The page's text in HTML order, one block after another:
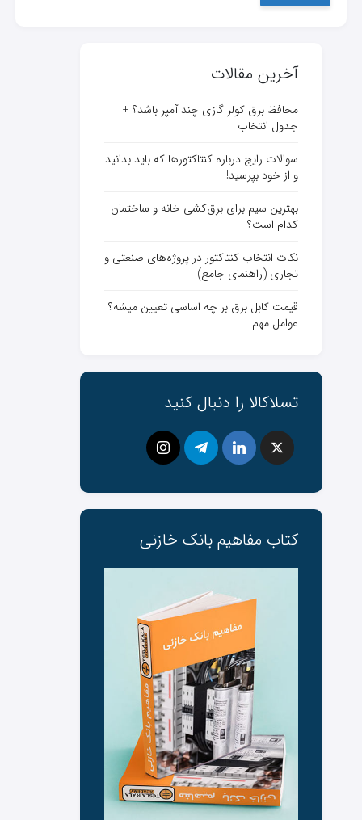
آخرین مقالات
محافظ برق کولر گازی چند آمپر باشد؟ +
جدول انتخاب
سوالات رایج درباره کنتاکتورها که باید بدانید
و از خود بپرسید!
بهترین سیم برای برق‌کشی خانه و ساختمان
کدام است؟
نکات انتخاب کنتاکتور در پروژه‌های صنعتی و
تجاری (راهنمای جامع)
قیمت کابل برق بر چه اساسی تعیین میشه؟
عوامل مهم
تسلاکالا را دنبال کنید
کتاب مفاهیم بانک ‌خازنی